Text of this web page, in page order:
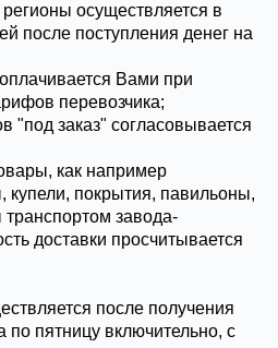
осуществляется в
после поступления денег на
Вами при
перевозчика;
"под заказ" согласовывается
как например
купели, покрытия, павильоны,
завода-
доставки просчитывается
после получения
по пятницу включительно, с